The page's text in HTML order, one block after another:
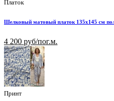
Платок
Шелковый матовый платок 135х145 см
4 200 руб/пог.м.
Принт